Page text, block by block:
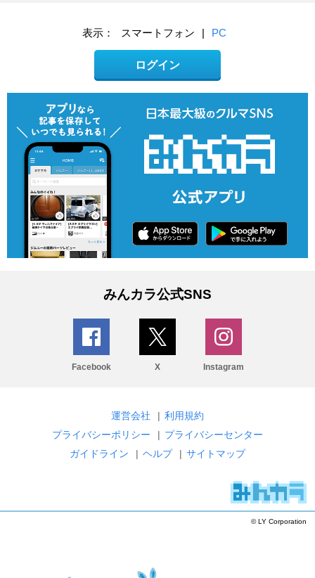
表示： スマートフォン | PC
ログイン
みんカラ公式SNS
Facebook X Instagram
運営会社 | 利用規約
プライバシーポリシー
| プライバシーセンター
ガイドライン
| ヘルプ | サイトマップ
© LY Corporation